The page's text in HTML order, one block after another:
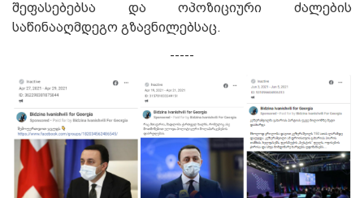
შეფასებებსა და ოპოზიციური ძალების
საწინააღმდეგო გზავნილებსაც.
-----